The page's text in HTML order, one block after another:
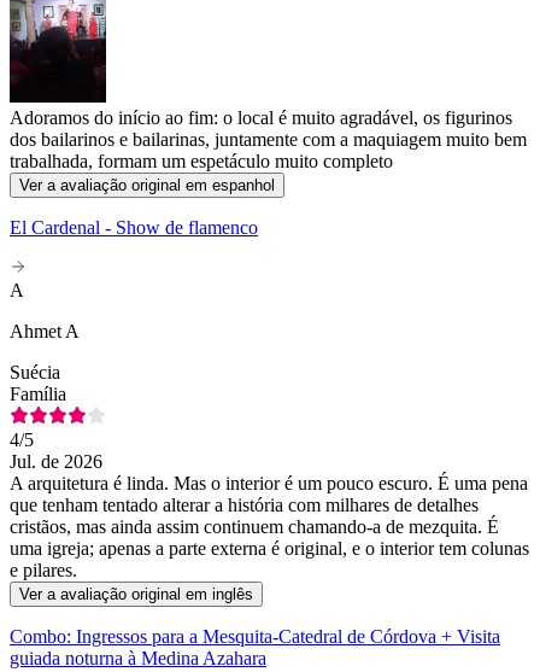
Adoramos do início ao fim: o local é muito agradável, os figurinos
dos bailarinos e bailarinas, juntamente com a maquiagem muito bem
trabalhada, formam um espetáculo muito completo
Ver a avaliação original em espanhol
El Cardenal - Show de flamenco
A
Ahmet A
Suécia
Família
4/5
Jul. de 2026
A arquitetura é linda. Mas o interior é um pouco escuro. É uma pena
que tenham tentado alterar a história com milhares de detalhes
cristãos, mas ainda assim continuem chamando-a de mezquita. É
uma igreja; apenas a parte externa é original, e o interior tem colunas
e pilares.
Ver a avaliação original em inglês
Combo: Ingressos para a Mesquita-Catedral de Córdova + Visita
guiada noturna à Medina Azahara